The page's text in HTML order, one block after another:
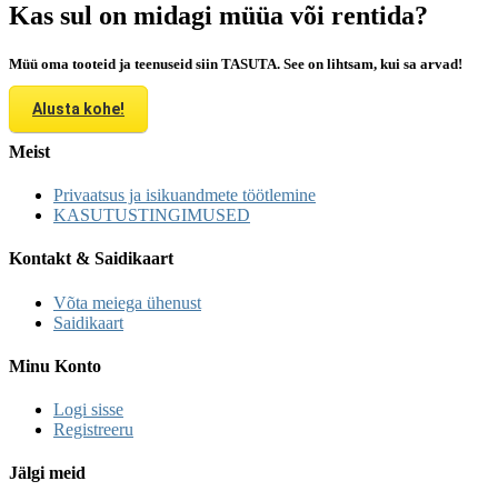
Kas sul on midagi müüa või rentida?
Müü oma tooteid ja teenuseid siin TASUTA. See on lihtsam, kui sa arvad!
Alusta kohe!
Meist
Privaatsus ja isikuandmete töötlemine
KASUTUSTINGIMUSED
Kontakt & Saidikaart
Võta meiega ühenust
Saidikaart
Minu Konto
Logi sisse
Registreeru
Jälgi meid